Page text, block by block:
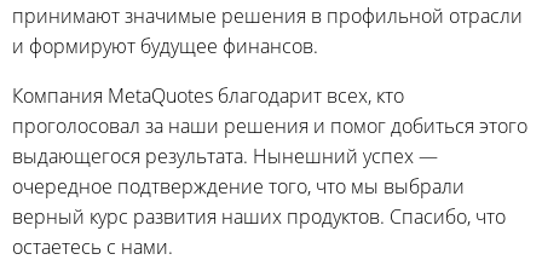
принимают значимые решения в профильной отрасли
и формируют будущее финансов.
Компания MetaQuotes благодарит всех, кто
проголосовал за наши решения и помог добиться этого
выдающегося результата. Нынешний успех —
очередное подтверждение того, что мы выбрали
верный курс развития наших продуктов. Спасибо, что
остаетесь с нами.